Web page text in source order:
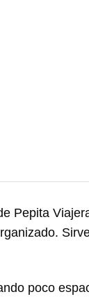
Pepita
poco